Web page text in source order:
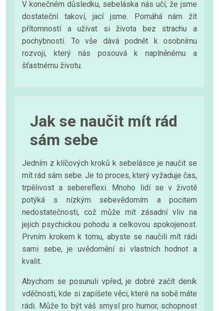
V konečném důsledku, sebeláska nás učí, že jsme
dostateční takoví, jací jsme. Pomáhá nám žít
přítomností a užívat si života bez strachu a
pochybností. To vše dává podnět k osobnímu
rozvoji, který nás posouvá k naplněnému a
šťastnému životu.
Jak se naučit mít rád
sám sebe
Jedním z klíčových kroků k sebelásce je naučit se
mít rád sám sebe. Je to proces, který vyžaduje čas,
trpělivost a sebereflexi. Mnoho lidí se v životě
potýká s nízkým sebevědomím a pocitem
nedostatečnosti, což může mít zásadní vliv na
jejich psychickou pohodu a celkovou spokojenost.
Prvním krokem k tomu, abyste se naučili mít rádi
sami sebe, je uvědomění si vlastních hodnot a
kvalit.
Abychom se posunuli vpřed, je dobré začít deník
vděčnosti, kde si zapíšete věci, které na sobě máte
rádi. Může to být váš smysl pro humor, schopnost